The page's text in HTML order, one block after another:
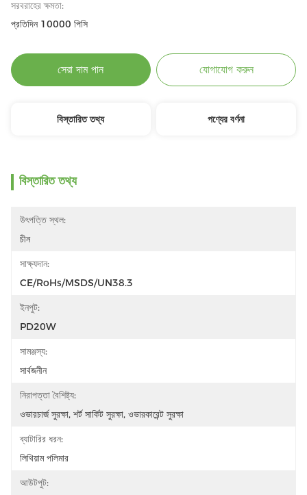
সরবরাহের ক্ষমতা:
প্রতিদিন 10000 পিসি
সেরা দাম পান যোগাযোগ করুন
বিস্তারিত তথ্য পণ্যের বর্ণনা
বিস্তারিত তথ্য
উৎপত্তি স্থল:
চীন
সাক্ষ্যদান:
CE/RoHs/MSDS/UN38.3
ইনপুট:
PD20W
সামঞ্জস্য:
সার্বজনীন
নিরাপত্তা বৈশিষ্ট্য:
ওভারচার্জ সুরক্ষা, শর্ট সার্কিট সুরক্ষা, ওভারকারেন্ট সুরক্ষা
ব্যাটারির ধরন:
লিথিয়াম পলিমার
আউটপুট: